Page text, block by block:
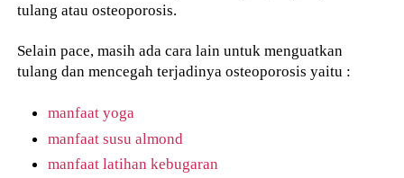
tulang atau osteoporosis.
Selain pace, masih ada cara lain untuk menguatkan
tulang dan mencegah terjadinya osteoporosis yaitu :
manfaat yoga
manfaat susu almond
manfaat latihan kebugaran